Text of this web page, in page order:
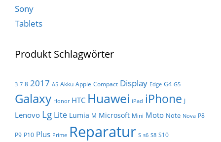
Sony
Tablets
Produkt Schlagwörter
3 7 8 2017 A5 Akku Apple Compact Display Edge G4 G5
Galaxy Honor HTC Huawei iPad iPhone J
Lenovo Lg Lite Lumia M Microsoft Mini Moto Note Nova P8
P9 P10 Plus Prime Reparatur S s6 S8 S10